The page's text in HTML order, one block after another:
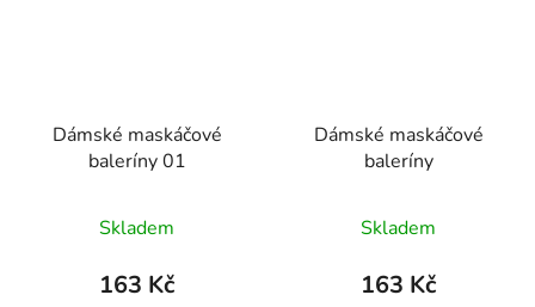
Dámské maskáčové
baleríny 01
Skladem
163 Kč
Dámské maskáčové
baleríny
Skladem
163 Kč